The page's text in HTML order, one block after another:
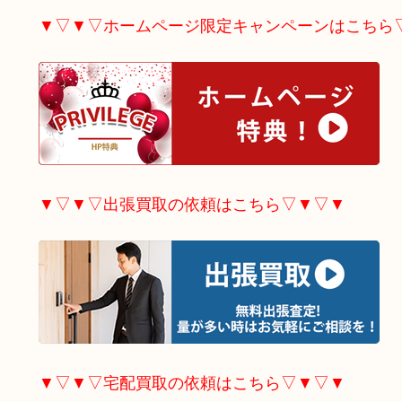
▼▽▼▽ホームページ限定キャンペーンはこ
▼▽▼▽出張買取の依頼はこちら▽▼▽▼
▼▽▼▽宅配買取の依頼はこちら▽▼▽▼